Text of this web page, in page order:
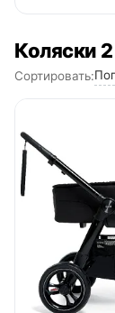
Коляски
Сортировать: